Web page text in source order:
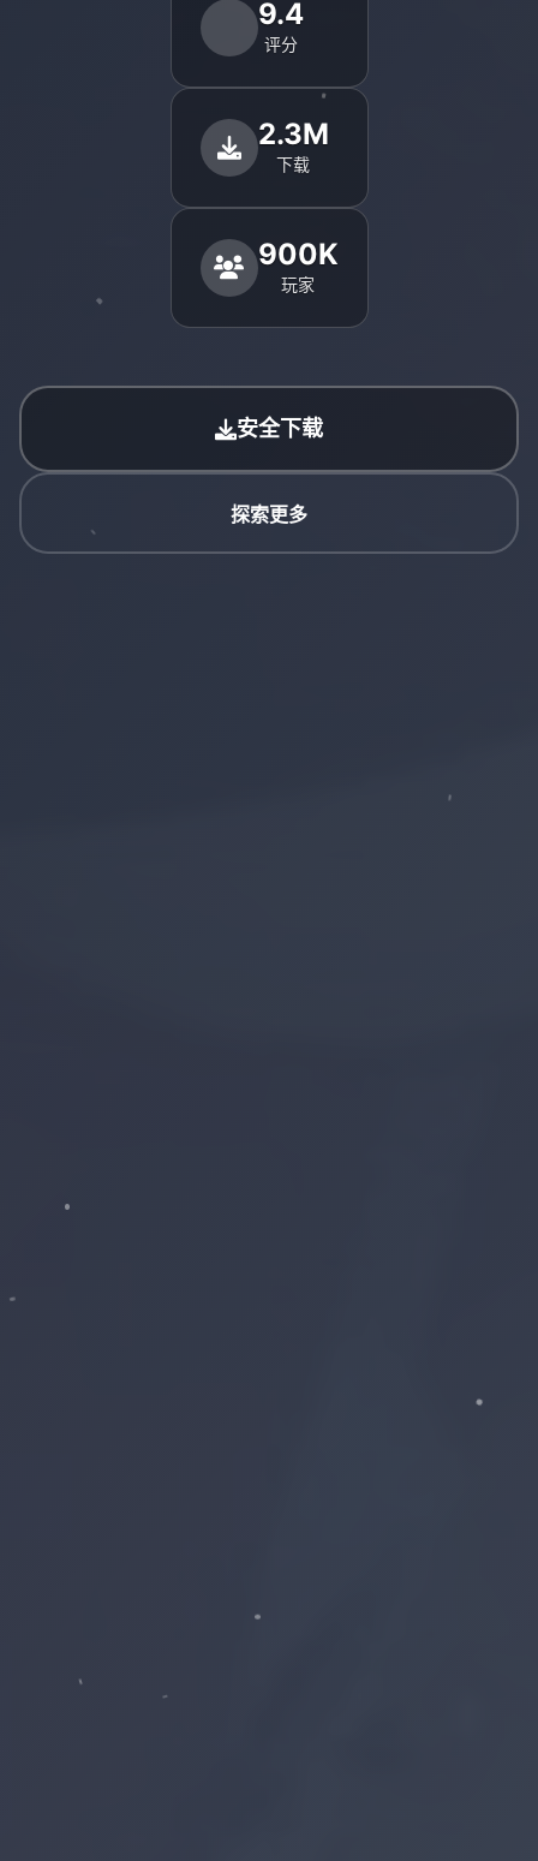
9.4
评分
2.3M
下载
900K
玩家
安全下载
探索更多